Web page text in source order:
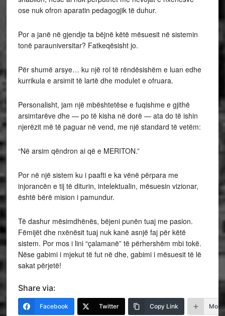
ose nuk ofron aparatin pedagogjik të duhur.
Por a janë në gjendje ta bëjnë këtë mësuesit në sistemin
tonë parauniversitar? Fatkeqësisht jo.
Për shumë arsye… ku një rol të rëndësishëm e luan edhe
kurrikula e arsimit të lartë dhe modulet e ofruara.
Personalisht, jam një mbështetëse e fuqishme e gjithë
arsimtarëve dhe — po të kisha në dorë — ata do të ishin
njerëzit më të paguar në vend, me një standard të vetëm:
“Në arsim qëndron ai që e MERITON.”
Por në një sistem ku i paafti e ka vënë përpara me
injorancën e tij të diturin, intelektualin, mësuesin vizionar,
është bërë mision i pamundur.
Të dashur mësimdhënës, bëjeni punën tuaj me pasion.
Fëmijët dhe nxënësit tuaj nuk kanë asnjë faj për këtë
sistem. Por mos i lini “çalamanë” të përhershëm mbi tokë.
Nëse gabimi i mjekut të fut në dhe, gabimi i mësuesit të lë
sakat përjetë!
Share via:
Facebook Twitter Copy Link More